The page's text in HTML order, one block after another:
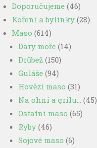
Doporučujeme (46)
Koření a bylinky (28)
Maso (614)
Dary moře (14)
Drůbež (150)
Guláše (94)
Hovězí maso (31)
Na ohni a grilu… (45)
Ostatní maso (65)
Ryby (46)
Sojové maso (6)